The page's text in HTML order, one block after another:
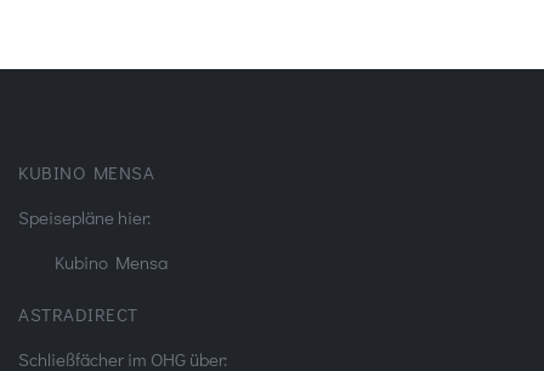
KUBINO MENSA
Speisepläne hier:
Kubino Mensa
ASTRADIRECT
Schließfächer im OHG über: